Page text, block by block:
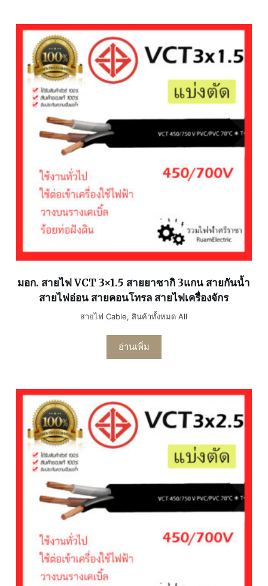
มอก. สายไฟ VCT 3×1.5 สายยาซากิ 3แกน สายกันน้ำ
สายไฟอ่อน สายคอนโทรล สายไฟเครื่องจักร
สายไฟ Cable, สินค้าทั้งหมด All
อ่านเพิ่ม